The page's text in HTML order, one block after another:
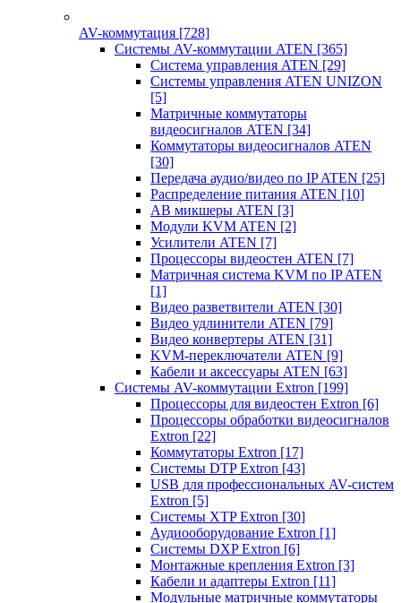
AV-коммутация [728]
Системы AV-коммутации ATEN [365]
Система управления ATEN [29]
Системы управления ATEN UNIZON
[5]
Матричные коммутаторы
видеосигналов ATEN [34]
Коммутаторы видеосигналов ATEN
[30]
Передача аудио/видео по IP ATEN [25]
Распределение питания ATEN [10]
АВ микшеры ATEN [3]
Модули KVM ATEN [2]
Усилители ATEN [7]
Процессоры видеостен ATEN [7]
Матричная система KVM по IP ATEN
[1]
Видео разветвители ATEN [30]
Видео удлинители ATEN [79]
Видео конвертеры ATEN [31]
KVM-переключатели ATEN [9]
Кабели и аксессуары ATEN [63]
Системы AV-коммутации Extron [199]
Процессоры для видеостен Extron [6]
Процессоры обработки видеосигналов
Extron [22]
Коммутаторы Extron [17]
Системы DTP Extron [43]
USB для профессиональных AV-систем
Extron [5]
Системы XTP Extron [30]
Аудиооборудование Extron [1]
Системы DXP Extron [6]
Монтажные крепления Extron [3]
Кабели и адаптеры Extron [11]
Модульные матричные коммутаторы